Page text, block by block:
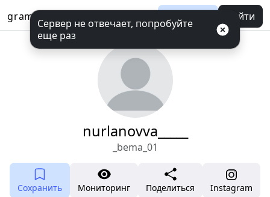
gramotool Баланс Войти
nurlanovva_____
_bema_01
Сохранить Мониторинг Поделиться Instagram
Сервер не отвечает, попробуйте
еще раз